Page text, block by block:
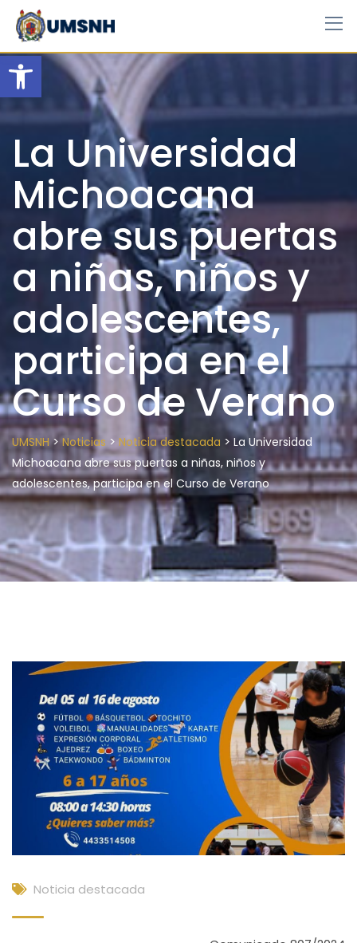
Open toolbar
Skip
content
La Universidad
Michoacana
abre sus puertas
a niñas, niños y
adolescentes,
participa en el
Curso de Verano
UMSNH> Noticias > Noticia destacada > La Universidad
Michoacana abre sus puertas a niñas, niños y
adolescentes, participa en el Curso de Verano
Noticia destacada